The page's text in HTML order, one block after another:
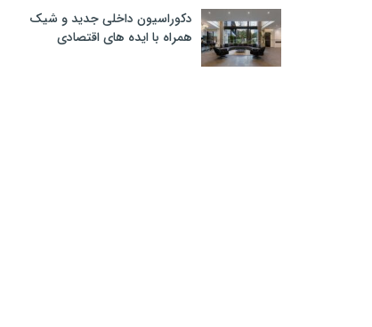
دکوراسیون داخلی جدید و شیک
همراه با ایده های اقتصادی